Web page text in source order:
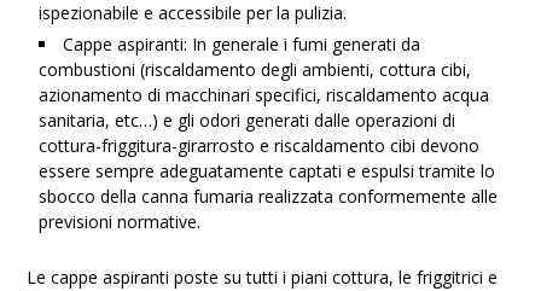
ispezionabile e accessibile per la pulizia.
Cappe aspiranti: In generale i fumi generati da
combustioni (riscaldamento degli ambienti, cottura cibi,
azionamento di macchinari specifici, riscaldamento acqua
sanitaria, etc…) e gli odori generati dalle operazioni di
cottura-friggitura-girarrosto e riscaldamento cibi devono
essere sempre adeguatamente captati e espulsi tramite lo
sbocco della canna fumaria realizzata conformemente alle
previsioni normative.
Le cappe aspiranti poste su tutti i piani cottura, le friggitrici e